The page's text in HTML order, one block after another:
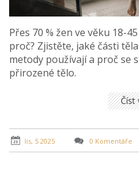
Přes 70 % žen ve věku 18-
proč? Zjistěte, jaké části
metody používají a proč se
přirozené tělo.
Číst
lis, 5 2025 0 Komentáře